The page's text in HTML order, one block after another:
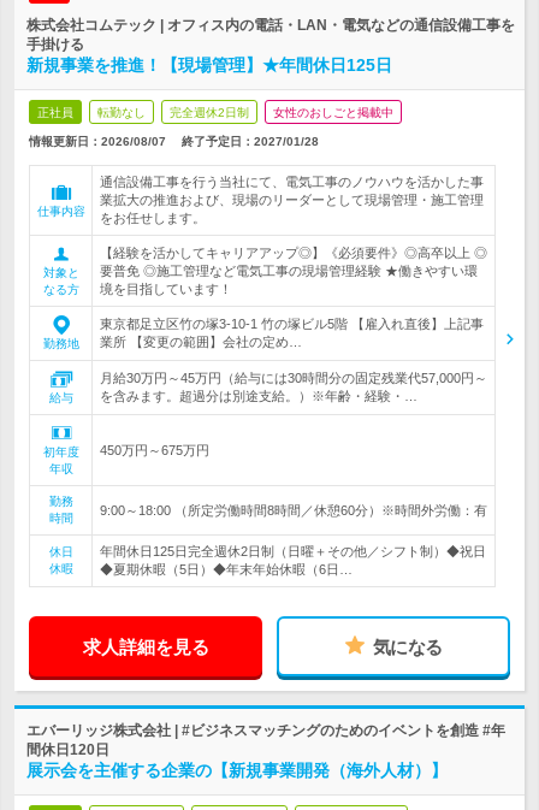
株式会社コムテック | オフィス内の電話・LAN・電気などの通信設備工事を
手掛ける
新規事業を推進！【現場管理】★年間休日125日
正社員 転勤なし 完全週休2日制 女性のおしごと掲載中
情報更新日：2026/08/07 終了予定日： 2027/01/28
仕事内容
通信設備工事を行う当社にて、電気工事のノウハウを活かした事
業拡大の推進および、現場のリーダーとして現場管理・施工管理
をお任せします。
対象と
なる方
【経験を活かしてキャリアアップ◎】《必須要件》◎高卒以上 ◎
要普免 ◎施工管理など電気工事の現場管理経験 ★働きやすい環
境を目指しています！
勤務地
東京都足立区竹の塚3-10-1 竹の塚ビル5階 【雇入れ直後】上記事
業所 【変更の範囲】会社の定め…
給与
月給30万円～45万円（給与には30時間分の固定残業代57,000円～
を含みます。超過分は別途支給。）※年齢・経験・…
初年度
年収
450万円～675万円
勤務
時間
9:00～18:00 （所定労働時間8時間／休憩60分）※時間外労働：有
休日
休暇
年間休日125日完全週休2日制（日曜＋その他／シフト制）◆祝日
◆夏期休暇（5日）◆年末年始休暇（6日…
求人詳細を見る 気になる
エバーリッジ株式会社 | #ビジネスマッチングのためのイベントを創造 #年
間休日120日
展示会を主催する企業の【新規事業開発（海外人材）】